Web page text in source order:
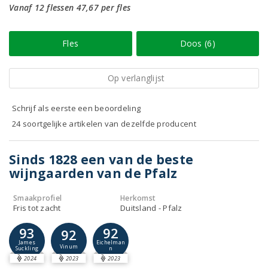
Vanaf 12 flessen 47,67 per fles
Fles Doos (6)
Op verlanglijst
Schrijf als eerste een beoordeling
24 soortgelijke artikelen van dezelfde producent
Sinds 1828 een van de beste
wijngaarden van de Pfalz
Smaakprofiel
Fris tot zacht
Herkomst
Duitsland - Pfalz
93
James
Suckling
2024
92
Vinum
2023
92
Eichelman
n
2023